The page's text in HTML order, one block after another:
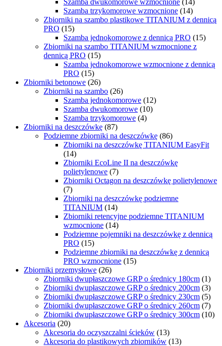
Szamba trzykomorowe wzmocnione (14)
Zbiorniki na szambo plastikowe TITANIUM z dennicą
PRO (15)
Szamba jednokomorowe z dennicą PRO (15)
Zbiorniki na szambo TITANIUM wzmocnione z
dennicą PRO (15)
Szamba jednokomorowe wzmocnione z dennicą
PRO (15)
Zbiorniki betonowe (26)
Zbiorniki na szambo (26)
Szamba jednokomorowe (12)
Szamba dwukomorowe (10)
Szamba trzykomorowe (4)
Zbiorniki na deszczówkę (87)
Podziemne zbiorniki na deszczówkę (86)
Zbiorniki na deszczówkę TITANIUM EasyFit
(14)
Zbiorniki EcoLine II na deszczówkę
polietylenowe (7)
Zbiorniki Octagon na deszczówkę polietylenowe
(7)
Zbiorniki na deszczówkę podziemne
TITANIUM (14)
Zbiorniki retencyjne podziemne TITANIUM
wzmocnione (14)
Podziemne pojemniki na deszczówkę z dennicą
PRO (15)
Podziemne zbiorniki na deszczówkę z dennicą
PRO wzmocnione (15)
Zbiorniki przemysłowe (26)
Zbiorniki dwupłaszczowe GRP o średnicy 180cm (1)
Zbiorniki dwupłaszczowe GRP o średnicy 200cm (3)
Zbiorniki dwupłaszczowe GRP o średnicy 230cm (5)
Zbiorniki dwupłaszczowe GRP o średnicy 260cm (7)
Zbiorniki dwupłaszczowe GRP o średnicy 300cm (10)
Akcesoria (20)
Akcesoria do oczyszczalni ścieków (13)
Akcesoria do plastikowych zbiorników (13)